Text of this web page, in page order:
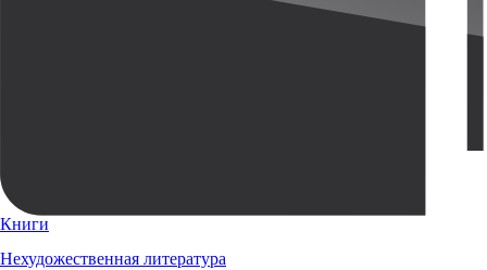
Книги
Нехудожественная литература